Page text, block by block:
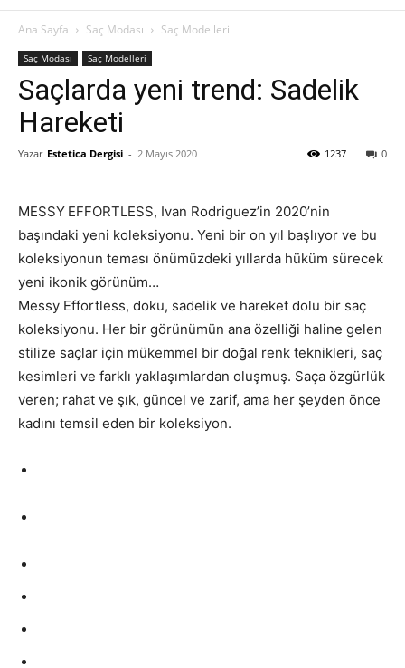
Ana Sayfa Saç Modası Saç Modelleri
Saç Modası Saç Modelleri
Saçlarda yeni trend: Sadelik
Hareketi
Yazar Estetica Dergisi - 2 Mayıs 2020 0
1237
MESSY EFFORTLESS, Ivan Rodriguez’in 2020’nin
başındaki yeni koleksiyonu. Yeni bir on yıl başlıyor ve bu
koleksiyonun teması önümüzdeki yıllarda hüküm sürecek
yeni ikonik görünüm…
Messy Effortless, doku, sadelik ve hareket dolu bir saç
koleksiyonu. Her bir görünümün ana özelliği haline gelen
stilize saçlar için mükemmel bir doğal renk teknikleri, saç
kesimleri ve farklı yaklaşımlardan oluşmuş. Saça özgürlük
veren; rahat ve şık, güncel ve zarif, ama her şeyden önce
kadını temsil eden bir koleksiyon.